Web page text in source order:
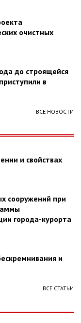
очистных
до строящейся
в
ВСЕ НОВОСТИ
и свойствах
сооружений при
города-курорта
и
ВСЕ СТАТЬИ